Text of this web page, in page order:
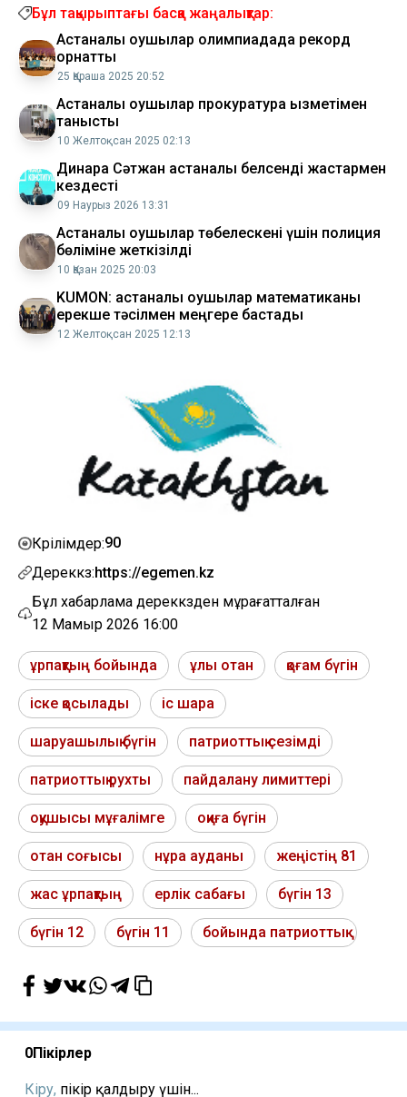
Бұл тақырыптағы басқа жаңалықтар:
Астаналық оқушылар олимпиадада рекорд
орнатты
25 Қараша 2025 20:52
Астаналық оқушылар прокуратура қызметімен
танысты
10 Желтоқсан 2025 02:13
Динара Сәтжан астаналық белсенді жастармен
кездесті
09 Наурыз 2026 13:31
Астаналық оқушылар төбелескені үшін полиция
бөліміне жеткізілді
10 Қазан 2025 20:03
KUMON: астаналық оқушылар математиканы
ерекше тәсілмен меңгере бастады
12 Желтоқсан 2025 12:13
Көрілімдер:90
Дереккөз:https://egemen.kz
Бұл хабарлама дереккөзден мұрағатталған
12 Мамыр 2026 16:00
ұрпақтың бойында ұлы отан қоғам бүгін
іске қосылады іс шара
шаруашылық бүгін патриоттық сезімді
патриоттық рухты пайдалану лимиттері
оқушысы мұғалімге оқиға бүгін
отан соғысы нұра ауданы жеңістің 81
жас ұрпақтың ерлік сабағы бүгін 13
бүгін 12 бүгін 11 бойында патриоттық
0Пікірлер
Кіру, пікір қалдыру үшін...